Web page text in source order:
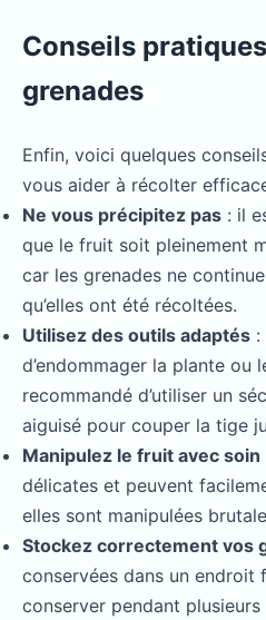
Conseils
grenades
Enfin, voici quelques
vous aider à récolter
Ne vous précipitez pas : il
que le fruit soit pleinement
car les grenades ne
qu’elles ont été récoltées.
Utilisez des outils adaptés :
d’endommager la plante ou
recommandé d’utiliser un
aiguisé pour couper la tige
Manipulez le fruit avec soin
délicates et peuvent
elles sont manipulées
Stockez correctement vos
conservées dans un endroit
conserver pendant